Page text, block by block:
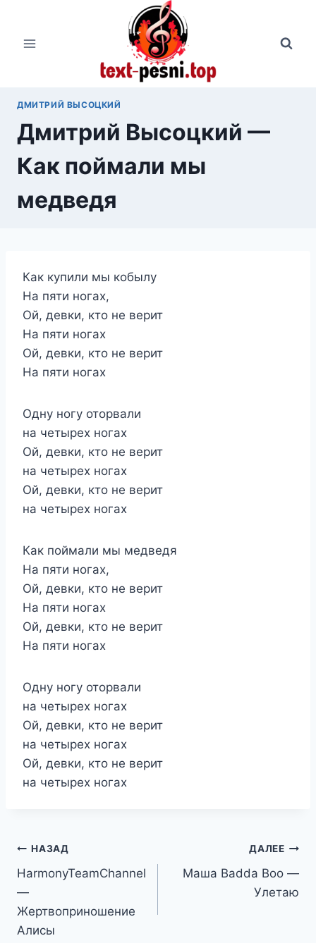
содержимому
ДМИТРИЙ ВЫСОЦКИЙ
Дмитрий Высоцкий —
Как поймали мы
медведя
Как купили мы кобылу
На пяти ногах,
Ой, девки, кто не верит
На пяти ногах
Ой, девки, кто не верит
На пяти ногах
Одну ногу оторвали
на четырех ногах
Ой, девки, кто не верит
на четырех ногах
Ой, девки, кто не верит
на четырех ногах
Как поймали мы медведя
На пяти ногах,
Ой, девки, кто не верит
На пяти ногах
Ой, девки, кто не верит
На пяти ногах
Одну ногу оторвали
на четырех ногах
Ой, девки, кто не верит
на четырех ногах
Ой, девки, кто не верит
на четырех ногах
Навигация
по
записям
НАЗАД
HarmonyTeamChannel
—
Жертвоприношение
Алисы
ДАЛЕЕ
Маша Badda Boo —
Улетаю